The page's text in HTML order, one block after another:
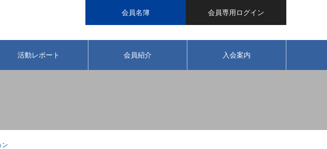
会員名簿 会員専用ログイン
活動レポート 会員紹介 入会案内
ン